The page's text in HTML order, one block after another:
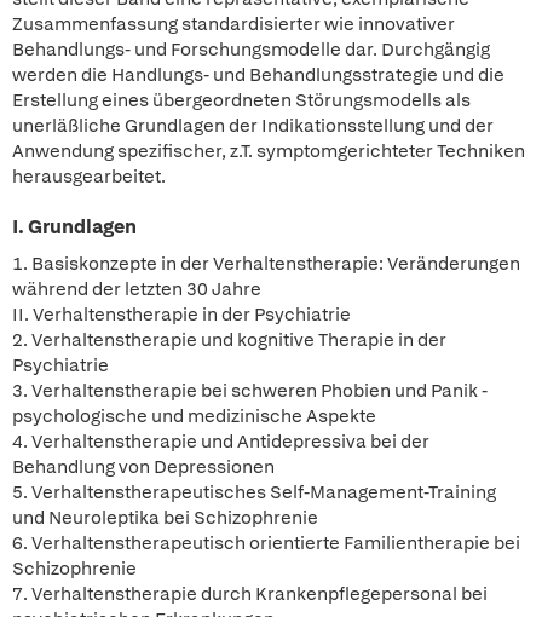
Zusammenfassung standardisierter wie innovativer
Behandlungs- und Forschungsmodelle dar. Durchgängig
werden die Handlungs- und Behandlungsstrategie und die
Erstellung eines übergeordneten Störungsmodells als
unerläßliche Grundlagen der Indikationsstellung und der
Anwendung spezifischer, z.T. symptomgerichteter Techniken
herausgearbeitet.
I. Grundlagen
1. Basiskonzepte in der Verhaltenstherapie: Veränderungen
während der letzten 30 Jahre
II. Verhaltenstherapie in der Psychiatrie
2. Verhaltenstherapie und kognitive Therapie in der
Psychiatrie
3. Verhaltenstherapie bei schweren Phobien und Panik -
psychologische und medizinische Aspekte
4. Verhaltenstherapie und Antidepressiva bei der
Behandlung von Depressionen
5. Verhaltenstherapeutisches Self-Management-Training
und Neuroleptika bei Schizophrenie
6. Verhaltenstherapeutisch orientierte Familientherapie bei
Schizophrenie
7. Verhaltenstherapie durch Krankenpflegepersonal bei